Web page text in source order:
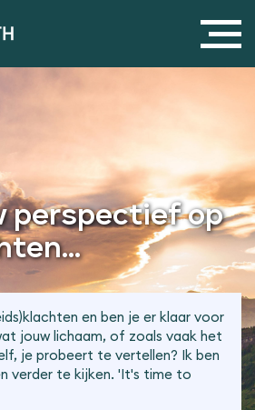
perspectief op
en ben je er klaar voor
jouw lichaam, of zoals vaak het
je probeert te vertellen? Ik ben
verder te kijken. 'It's time to